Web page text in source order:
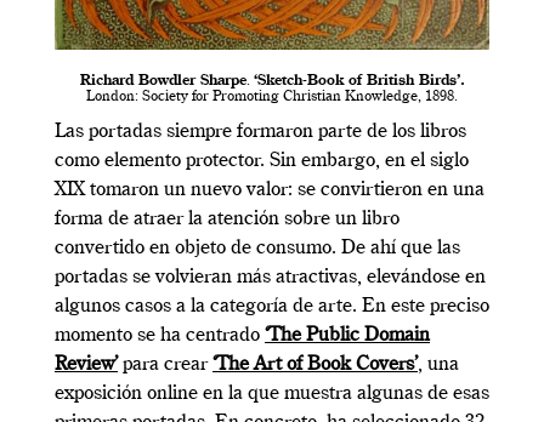
Richard Bowdler Sharpe. ‘Sketch-Book of British Birds’.
London: Society for Promoting Christian Knowledge, 1898.
Las portadas siempre formaron parte de los libros
como elemento protector. Sin embargo, en el siglo
XIX tomaron un nuevo valor: se convirtieron en una
forma de atraer la atención sobre un libro
convertido en objeto de consumo. De ahí que las
portadas se volvieran más atractivas, elevándose en
algunos casos a la categoría de arte. En este preciso
momento se ha centrado ‘The Public Domain
Review’ para crear‘The Art of Book Covers’, una
exposición online en la que muestra algunas de esas